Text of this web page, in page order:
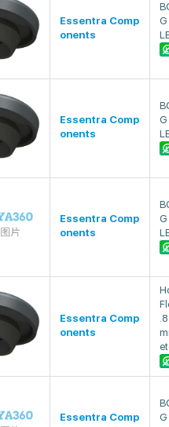
Essentra Comp
onents
Essentra Comp
onents
G
Essentra Comp
onents
Essentra Comp
onents
Essentra Comp
G